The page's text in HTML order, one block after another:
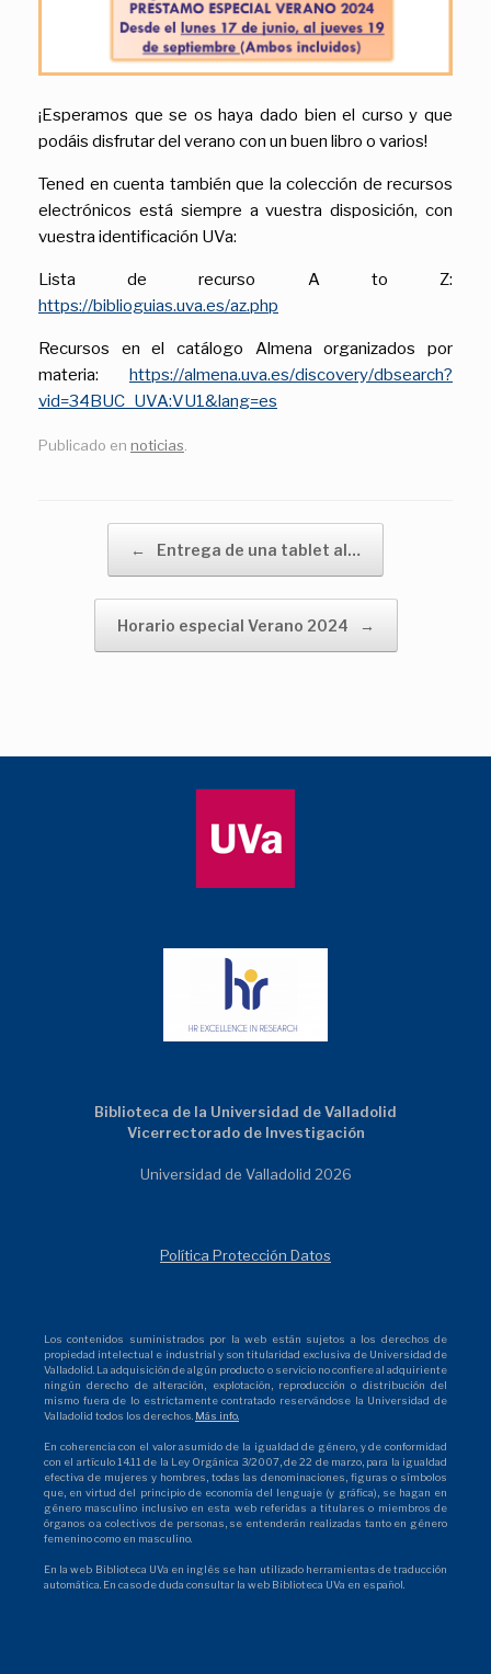
¡Esperamos que se os haya dado bien el curso y que
podáis disfrutar del verano con un buen libro o varios!
Tened en cuenta también que la colección de recursos
electrónicos está siempre a vuestra disposición, con
vuestra identificación UVa:
Lista de recurso A to Z:
https://biblioguias.uva.es/az.php
Recursos en el catálogo Almena organizados por
materia: https://almena.uva.es/discovery/dbsearch?
vid=34BUC_UVA:VU1&lang=es
Publicado en noticias
← Entrega de una tablet al…
Horario especial Verano 2024 →
Biblioteca de la Universidad de Valladolid
Vicerrectorado de Investigación
Universidad de Valladolid 2026
Política Protección Datos
Los contenidos suministrados por la web están sujetos a los derechos de
propiedad intelectual e industrial y son titularidad exclusiva de Universidad de
Valladolid. La adquisición de algún producto o servicio no confiere al adquiriente
ningún derecho de alteración, explotación, reproducción o distribución del
mismo fuera de lo estrictamente contratado reservándose la Universidad de
Valladolid todos los derechos. Más info.
En coherencia con el valor asumido de la igualdad de género, y de conformidad
con el artículo 14.11 de la Ley Orgánica 3/2007, de 22 de marzo, para la igualdad
efectiva de mujeres y hombres, todas las denominaciones, figuras o símbolos
que, en virtud del principio de economía del lenguaje (y gráfica), se hagan en
género masculino inclusivo en esta web referidas a titulares o miembros de
órganos o a colectivos de personas, se entenderán realizadas tanto en género
femenino como en masculino.
En la web Biblioteca UVa en inglés se han utilizado herramientas de traducción
automática. En caso de duda consultar la web Biblioteca UVa en español.